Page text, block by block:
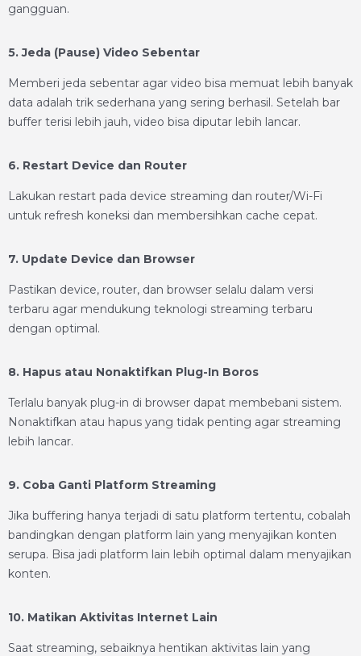
gangguan.
5. Jeda (Pause) Video Sebentar
Memberi jeda sebentar agar video bisa memuat lebih banyak
data adalah trik sederhana yang sering berhasil. Setelah bar
buffer terisi lebih jauh, video bisa diputar lebih lancar.
6. Restart Device dan Router
Lakukan restart pada device streaming dan router/Wi-Fi
untuk refresh koneksi dan membersihkan cache cepat.
7. Update Device dan Browser
Pastikan device, router, dan browser selalu dalam versi
terbaru agar mendukung teknologi streaming terbaru
dengan optimal.
8. Hapus atau Nonaktifkan Plug-In Boros
Terlalu banyak plug-in di browser dapat membebani sistem.
Nonaktifkan atau hapus yang tidak penting agar streaming
lebih lancar.
9. Coba Ganti Platform Streaming
Jika buffering hanya terjadi di satu platform tertentu, cobalah
bandingkan dengan platform lain yang menyajikan konten
serupa. Bisa jadi platform lain lebih optimal dalam menyajikan
konten.
10. Matikan Aktivitas Internet Lain
Saat streaming, sebaiknya hentikan aktivitas lain yang